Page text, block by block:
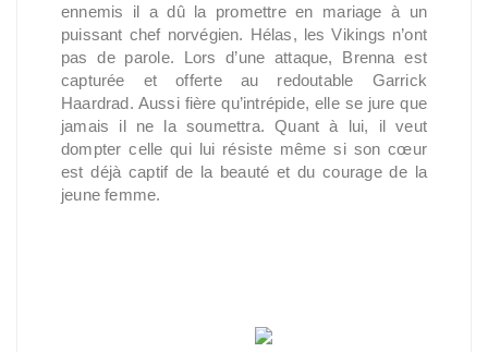
ennemis il a dû la promettre en mariage à un
puissant chef norvégien. Hélas, les Vikings n’ont
pas de parole. Lors d’une attaque, Brenna est
capturée et offerte au redoutable Garrick
Haardrad. Aussi fière qu’intrépide, elle se jure que
jamais il ne la soumettra. Quant à lui, il veut
dompter celle qui lui résiste même si son cœur
est déjà captif de la beauté et du courage de la
jeune femme.